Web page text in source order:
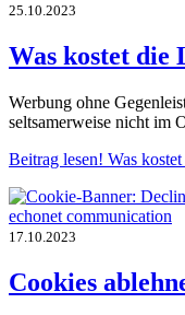
25.10.2023
Was kostet die
Werbung ohne
seltsamerweise nicht im
Beitrag lesen! Was
17.10.2023
Cookies